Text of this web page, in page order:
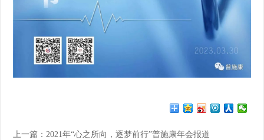
上一篇：2021年“心之所向，逐梦前行”普施康年会报道